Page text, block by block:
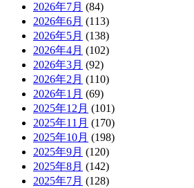
2026年7月 (84)
2026年6月 (113)
2026年5月 (138)
2026年4月 (102)
2026年3月 (92)
2026年2月 (110)
2026年1月 (69)
2025年12月 (101)
2025年11月 (170)
2025年10月 (198)
2025年9月 (120)
2025年8月 (142)
2025年7月 (128)